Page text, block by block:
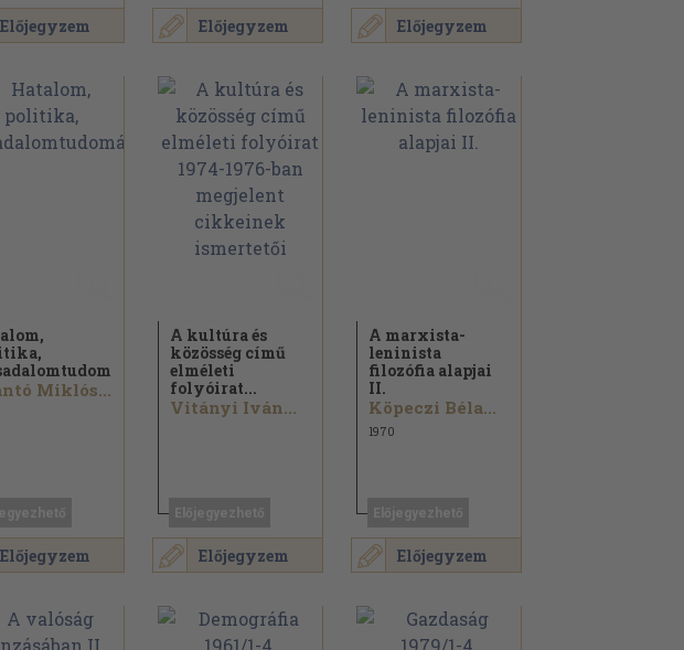
Előjegyzem Előjegyzem Előjegyzem
Előjegyzem
Miklós...
Előjegyzem
A kultúra és
közösség című
elméleti
folyóirat...
Vitányi Iván...
Előjegyzem
A marxista-
leninista
filozófia alapjai
II.
Köpeczi Béla...
1970